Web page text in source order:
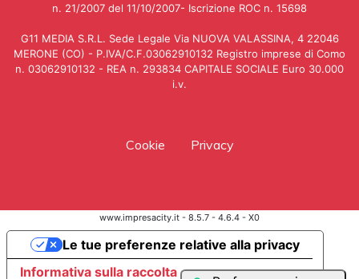
n. 21/2007 del 11/10/2007- Iscrizione ROC n. 15698
G11 MEDIA S.R.L. Sede Legale Via NUOVA VALASSINA, 4 22046
MERONE (CO) - P.IVA/C.F.03062910132 Registro imprese di Como
n. 03062910132 - REA n. 293834 CAPITALE SOCIALE Euro 30.000
i.v.
Cookie Privacy
www.impresacity.it - 8.5.7 - 4.6.4 - X0
Informativa sulla raccolta
Le tue preferenze relative alla privacy